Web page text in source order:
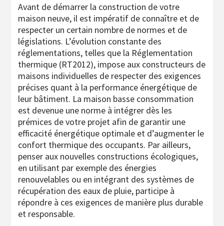
Avant de démarrer la construction de votre
maison neuve, il est impératif de connaître et de
respecter un certain nombre de normes et de
législations. L’évolution constante des
réglementations, telles que la Réglementation
thermique (RT2012), impose aux constructeurs de
maisons individuelles de respecter des exigences
précises quant à la performance énergétique de
leur bâtiment. La maison basse consommation
est devenue une norme à intégrer dès les
prémices de votre projet afin de garantir une
efficacité énergétique optimale et d’augmenter le
confort thermique des occupants. Par ailleurs,
penser aux nouvelles constructions écologiques,
en utilisant par exemple des énergies
renouvelables ou en intégrant des systèmes de
récupération des eaux de pluie, participe à
répondre à ces exigences de manière plus durable
et responsable.